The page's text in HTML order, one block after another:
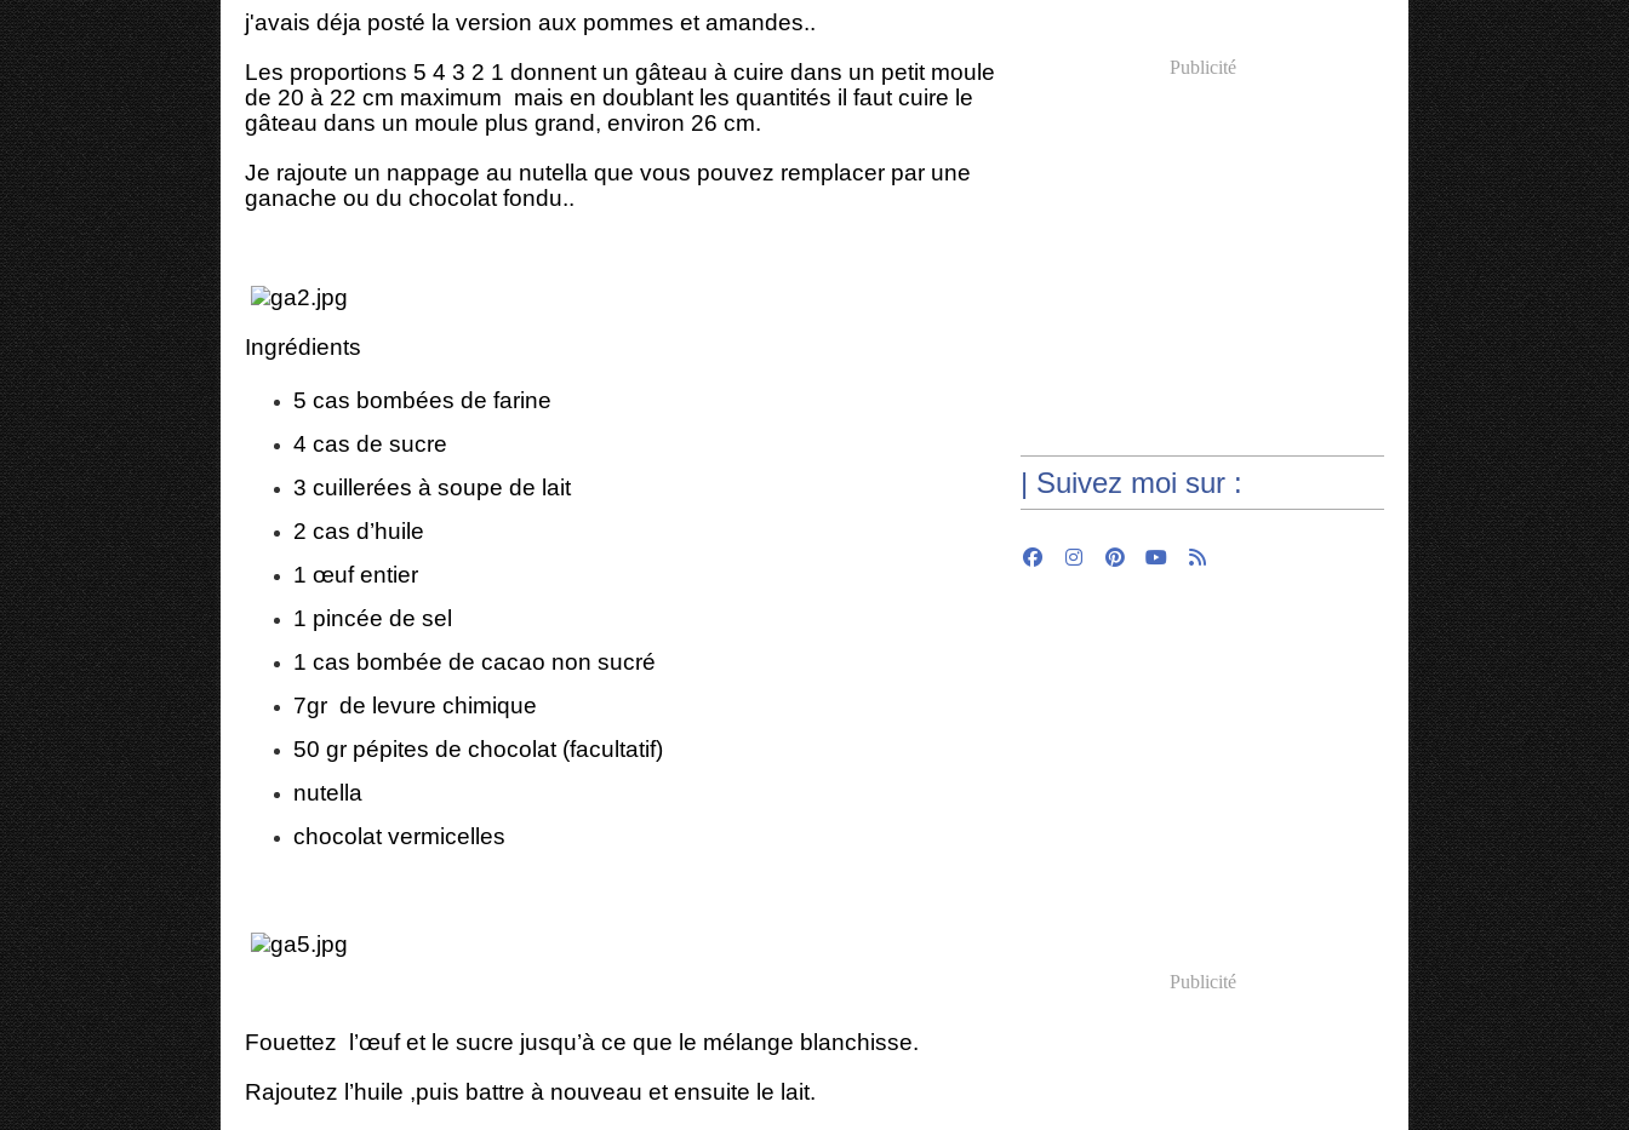
j'avais déja posté la version aux pommes et amandes..
Les proportions 5 4 3 2 1 donnent un gâteau à cuire dans un petit moule
de 20 à 22 cm maximum mais en doublant les quantités il faut cuire le
gâteau dans un moule plus grand, environ 26 cm.
Je rajoute un nappage au nutella que vous pouvez remplacer par une
ganache ou du chocolat fondu..
Ingrédients
5 cas bombées de farine
4 cas de sucre
3 cuillerées à soupe de lait
2 cas d’huile
1 œuf entier
1 pincée de sel
1 cas bombée de cacao non sucré
7gr de levure chimique
50 gr pépites de chocolat (facultatif)
nutella
chocolat vermicelles
Fouettez l’œuf et le sucre jusqu’à ce que le mélange blanchisse.
Rajoutez l’huile ,puis battre à nouveau et ensuite le lait.
Publicité
| Suivez moi sur :
Publicité